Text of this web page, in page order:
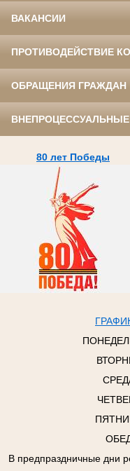
ВАКАНСИИ
ПРОТИВОДЕЙСТВИЕ
ОБРАЩЕНИЯ ГРАЖДАН
80 лет Победы
В предпраздничные дни